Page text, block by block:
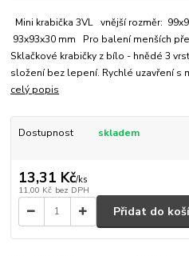
Mini krabička 3VL vnější rozměr:
93x93x30 mm Pro balení menších
Sklačkové krabičky z bílo - hnědé 3
složení bez lepení. Rychlé uzavření s
celý popis
Dostupnost skladem
13,31 Kč/ks
11,00 Kč bez DPH
Přidat do